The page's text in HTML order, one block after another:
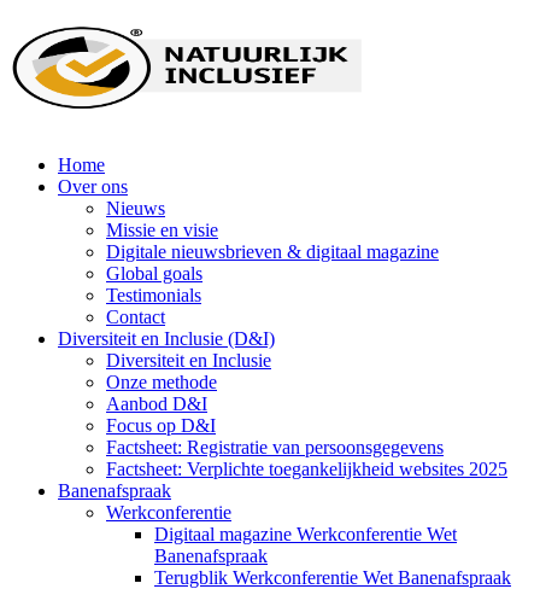
Home
Over ons
Nieuws
Missie en visie
Digitale nieuwsbrieven & digitaal magazine
Global goals
Testimonials
Contact
Diversiteit en Inclusie (D&I)
Diversiteit en Inclusie
Onze methode
Aanbod D&I
Focus op D&I
Factsheet: Registratie van persoonsgegevens
Factsheet: Verplichte toegankelijkheid websites 2025
Banenafspraak
Werkconferentie
Digitaal magazine Werkconferentie Wet
Banenafspraak
Terugblik Werkconferentie Wet Banenafspraak